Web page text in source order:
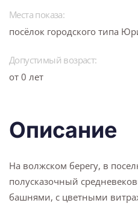
Места показа:
посёлок городского типа
Допустимый возраст:
от 0 лет
Описание
На волжском берегу, в
полусказочный
башнями, с цветными